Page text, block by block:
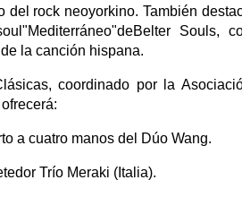
del rock neoyorkino. También
Souls,
la canción hispana.
coordinado por la
a cuatro manos del Dúo Wang.
Trío Meraki (Italia).